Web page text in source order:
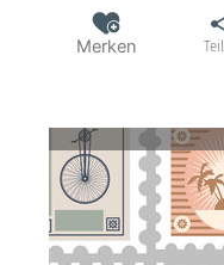
Merken